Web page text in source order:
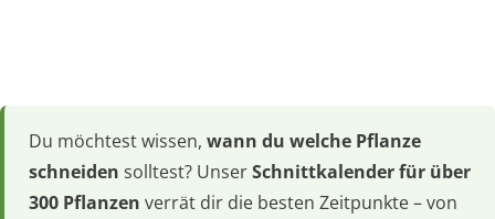
Du möchtest wissen, wann du welche Pflanze
schneiden solltest? UnserSchnittkalender für über
300 Pflanzen verrät dir die besten Zeitpunkte – von